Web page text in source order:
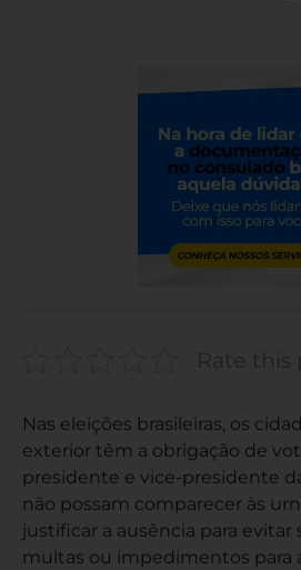
Nas eleições brasileiras, os
exterior têm a obrigação de
presidente e vice-presidente
não possam comparecer às
justificar a ausência para evitar
multas ou impedimentos para